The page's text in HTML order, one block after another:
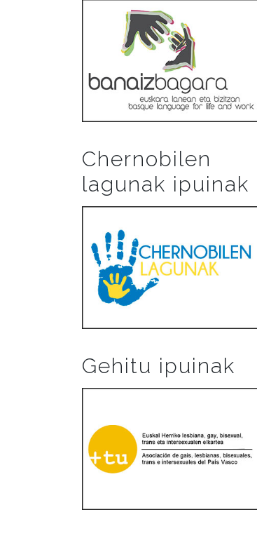
Chernobilen
lagunak ipuinak
Gehitu ipuinak